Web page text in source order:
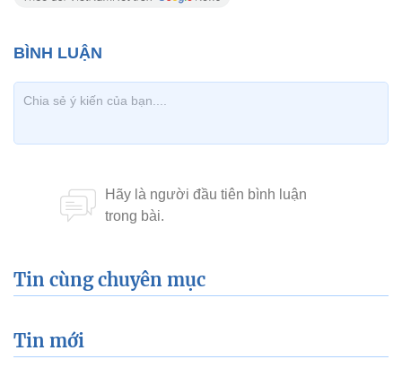
Tin cùng chuyên mục
Tin mới